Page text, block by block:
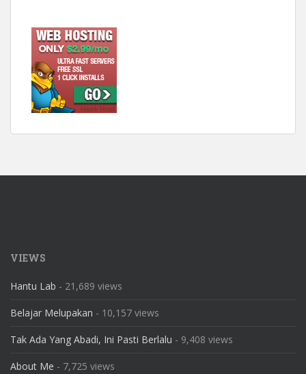
VIEWS
Hantu Lab - 21,689 views
Belajar Melupakan - 10,157 views
Tak Ada Yang Abadi, Ini Pasti Berlalu - 9,408 views
About Me - 7,725 views